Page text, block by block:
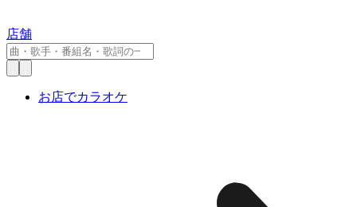
店舗
お店でカラオケ